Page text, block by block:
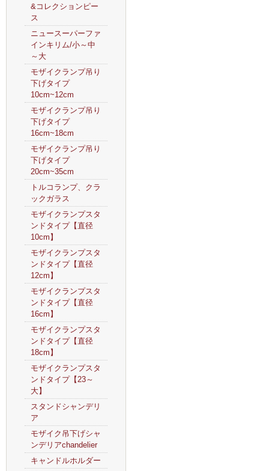
&コレクションピー
ス
ニュースーパーファ
インキリム/小～中
～大
モザイクランプ吊り
下げタイプ
10cm~12cm
モザイクランプ吊り
下げタイプ
16cm~18cm
モザイクランプ吊り
下げタイプ
20cm~35cm
トルコランプ、クラ
ックガラス
モザイクランプスタ
ンドタイプ【直径
10cm】
モザイクランプスタ
ンドタイプ【直径
12cm】
モザイクランプスタ
ンドタイプ【直径
16cm】
モザイクランプスタ
ンドタイプ【直径
18cm】
モザイクランプスタ
ンドタイプ【23～
大】
スタンドシャンデリ
ア
モザイク吊下げシャ
ンデリアchandelier
キャンドルホルダー